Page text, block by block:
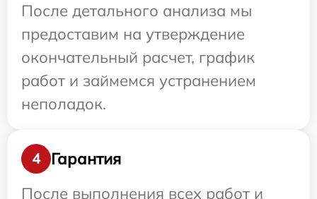
После детального анализа мы
предоставим на утверждение
окончательный расчет, график
работ и займемся устранением
неполадок.
4
Гарантия
После выполнения всех работ и